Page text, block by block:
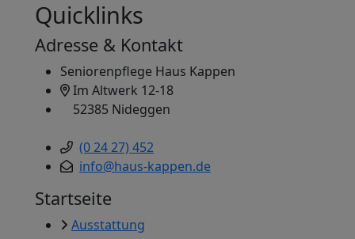
Quicklinks
Adresse & Kontakt
Seniorenpflege Haus Kappen
Im Altwerk 12-18
52385 Nideggen
(0 24 27) 452
info@haus-kappen.de
Startseite
Ausstattung